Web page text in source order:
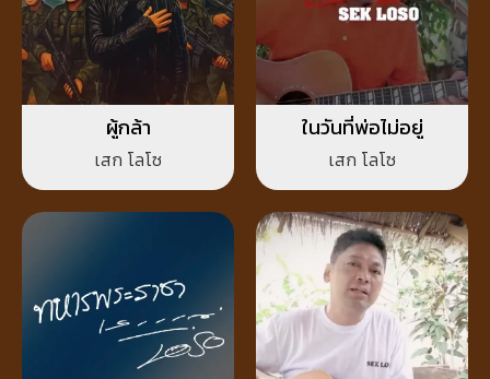
ผู้กล้า
เสก โลโซ
ในวันที่พ่อไม่อยู่
เสก โลโซ